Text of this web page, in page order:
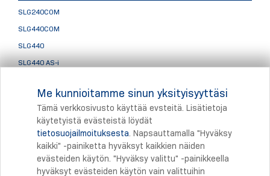
SLG240COM
SLG440COM
SLG440
SLG440 AS-i
Valopuomien lisätarvikkeet
Tulostus
Me kunnioitamme sinun yksityisyyttäsi
Tämä verkkosivusto käyttää evsteitä. Lisätietoja
käytetyistä evästeistä löydät
tietosuojailmoituksesta. Napsauttamalla "Hyväksy
kaikki" -painiketta hyväksyt kaikkien näiden
evästeiden käytön. "Hyväksy valittu" -painikkeella
hyväksyt evästeiden käytön vain valittuihin